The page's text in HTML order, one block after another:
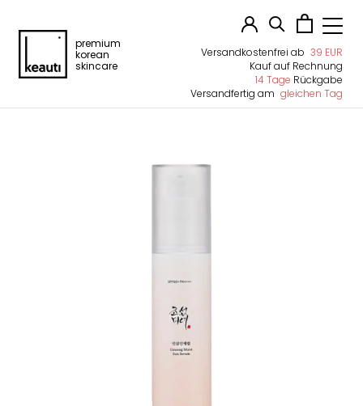
premium
korean
skincare
Versandkostenfrei ab 39 EUR
Kauf auf Rechnung
14 Tage Rückgabe
Versandfertig am gleichen Tag